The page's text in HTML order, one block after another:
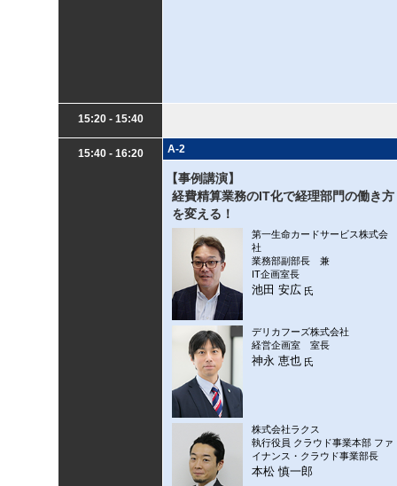
15:20 - 15:40
15:40 - 16:20 A-2
【事例講演】
経費精算業務のIT化で経理部門の働き方
を変える！
第一生命カードサービス株式会
社
業務部副部長 兼
IT企画室長
池田 安広 氏
デリカフーズ株式会社
経営企画室 室長
神永 恵也 氏
株式会社ラクス
執行役員 クラウド事業本部 ファ
イナンス・クラウド事業部長
本松 慎一郎